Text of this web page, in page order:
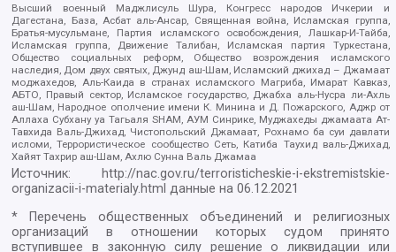
Высший военный Маджлисуль Шура, Конгресс народов Ичкерии и
Дагестана, База, Асбат аль-Ансар, Священная война, Исламская группа,
Братья-мусульмане, Партия исламского освобождения, Лашкар-И-Тайба,
Исламская группа, Движение Талибан, Исламская партия Туркестана,
Общество социальных реформ, Общество возрождения исламского
наследия, Дом двух святых, Джунд аш-Шам, Исламский джихад – Джамаат
моджахедов, Аль-Каида в странах исламского Магриба, Имарат Кавказ,
АБТО, Правый сектор, Исламское государство, Джабха аль-Нусра ли-Ахль
аш-Шам, Народное ополчение имени К. Минина и Д. Пожарского, Аджр от
Аллаха Субхану уа Тагьаля SHAM, АУМ Синрике, Муджахеды джамаата Ат-
Тавхида Валь-Джихад, Чистопольский Джамаат, Рохнамо ба суи давлати
исломи, Террористическое сообщество Сеть, Катиба Таухид валь-Джихад,
Хайят Тахрир аш-Шам, Ахлю Сунна Валь Джамаа
Источник:
http://nac.gov.ru/terroristicheskie-i-ekstremistskie-
organizacii-i-materialy.html данные на06.12.2021
* Перечень общественных объединений и религиозных
организаций в отношении которых судом принято
вступившее в законную силу решение о ликвидации или